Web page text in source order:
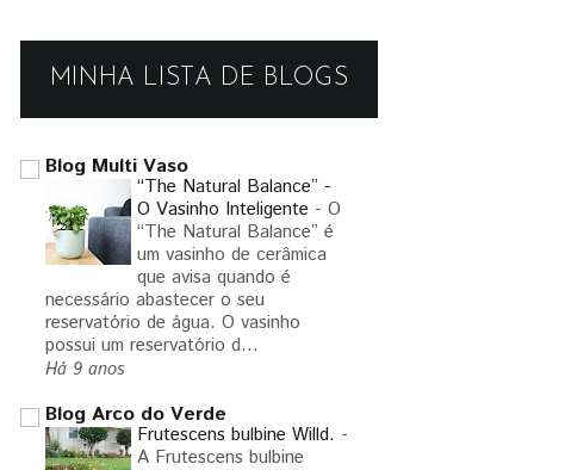
MINHA LISTA DE BLOGS
Blog Multi Vaso
“The Natural Balance” -
O Vasinho Inteligente - O
“The Natural Balance” é
um vasinho de cerâmica
que avisa quando é
necessário abastecer o seu
reservatório de água. O vasinho
possui um reservatório d...
Há 9 anos
Blog Arco do Verde
Frutescens bulbine Willd. -
A Frutescens bulbine